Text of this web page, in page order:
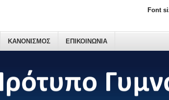
ΚΑΝΟΝΙΣΜΟΣ ΕΠΙΚΟΙΝΩΝΙΑ
Font